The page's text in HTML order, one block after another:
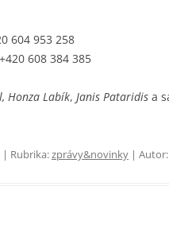
604 953 258
608 384 385
Honza Labík, Janis Pataridis a
| Rubrika:zprávy&novinky | Autor: